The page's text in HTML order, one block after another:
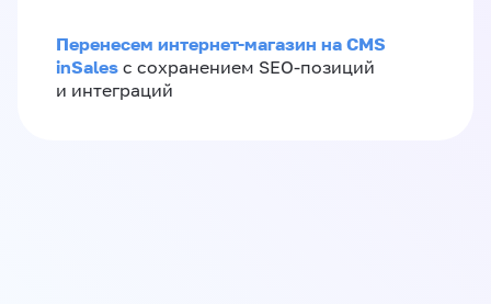
Перенесем интернет-магазин на CMS
inSales с сохранением SEO-позиций
и интеграций